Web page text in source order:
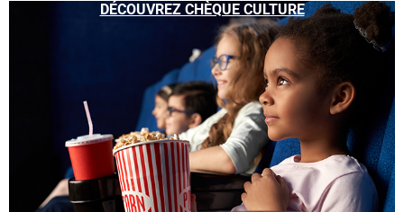
DÉCOUVREZ CHÈQUE CULTURE